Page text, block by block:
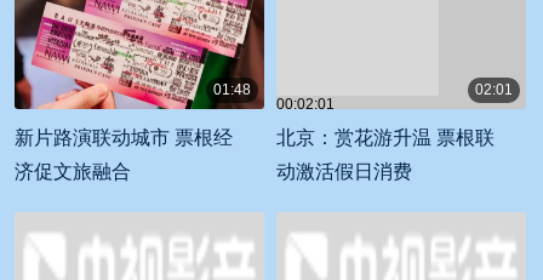
01:48
新片路演联动城市 票根经
济促文旅融合
00:02:01
02:01
北京：赏花游升温 票根联
动激活假日消费